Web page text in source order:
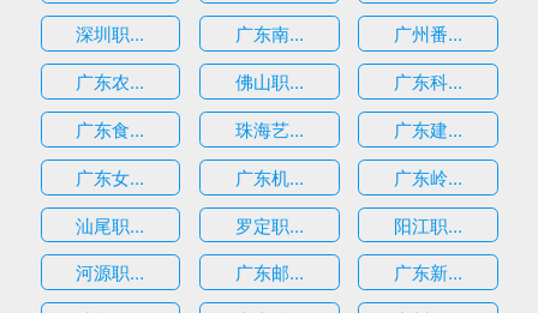
深圳职...
广东南...
广州番...
广东农...
佛山职...
广东科...
广东食...
珠海艺...
广东建...
广东女...
广东机...
广东岭...
汕尾职...
罗定职...
阳江职...
河源职...
广东邮...
广东新...